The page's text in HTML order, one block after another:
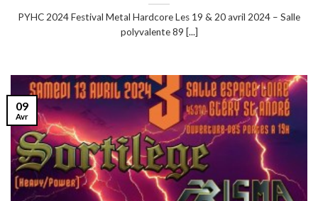
PYHC 2024 Festival Metal Hardcore Les 19 & 20 avril 2024 – Salle
polyvalente 89 [...]
09
Avr